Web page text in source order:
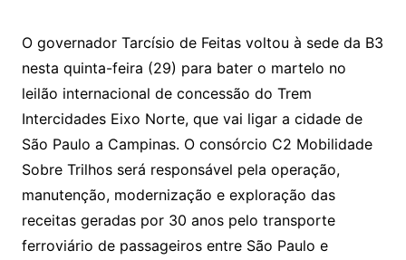
at
s
A
p
p
c
e
b
o
o
k
itt
er
ai
l
O governador Tarcísio de Feitas voltou à sede da B3
nesta quinta-feira (29) para bater o martelo no
leilão internacional de concessão do Trem
Intercidades Eixo Norte, que vai ligar a cidade de
São Paulo a Campinas. O consórcio C2 Mobilidade
Sobre Trilhos será responsável pela operação,
manutenção, modernização e exploração das
receitas geradas por 30 anos pelo transporte
ferroviário de passageiros entre São Paulo e